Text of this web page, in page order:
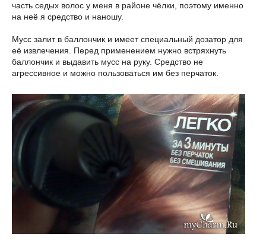
часть седых волос у меня в районе чёлки, поэтому именно
на неё я средство и наношу.
Мусс залит в баллончик и имеет специальный дозатор для
её извлечения. Перед применением нужно встряхнуть
баллончик и выдавить мусс на руку. Средство не
агрессивное и можно пользоваться им без перчаток.